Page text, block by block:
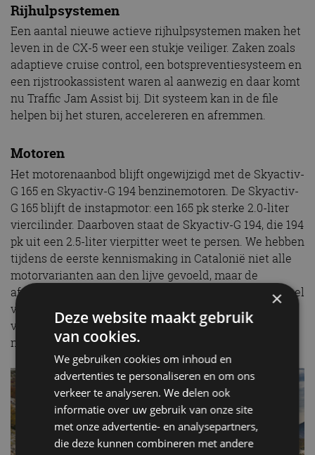
Rijhulpsystemen
Een aantal nieuwe actieve rijhulpsystemen maken het
leven in de CX-5 weer een stukje veiliger. Zaken zoals
adaptieve cruise control, een botspreventiesysteem en
een rijstrookassistent waren al aanwezig en daar komt
nu Traffic Jam Assist bij. Dit systeem kan in de file
helpen bij het sturen, accelereren en afremmen.
Motoren
Het motorenaanbod blijft ongewijzigd met de Skyactiv-
G 165 en Skyactiv-G 194 benzinemotoren. De Skyactiv-
G 165 blijft de instapmotor: een 165 pk sterke 2.0-liter
viercilinder. Daarboven staat de Skyactiv-G 194, die 194
pk uit een 2.5-liter vierpitter weet te persen. We hebben
tijdens de eerste kennismaking in Catalonië niet alle
motorvarianten aan den lijve gevoeld, maar de
afgelegde kilometers met de Skyactiv-G 165 geven veel
vertrouwen dat er onder alle omstandigheden
voldoende vermogen beschikbaar is. Dieselen kan ook
nog bij Mazda, met de Skyactiv-D 184.
×
Deze website maakt gebruik
van cookies.
We gebruiken cookies om inhoud en
advertenties te personaliseren en om ons
verkeer te analyseren. We delen ook
informatie over uw gebruik van onze site
met onze advertentie- en analysepartners,
die deze kunnen combineren met andere